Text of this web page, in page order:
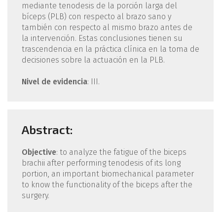
mediante tenodesis de la porción larga del
bíceps (PLB) con respecto al brazo sano y
también con respecto al mismo brazo antes de
la intervención. Estas conclusiones tienen su
trascendencia en la práctica clínica en la toma de
decisiones sobre la actuación en la PLB.
Nivel de evidencia: III.
Abstract:
Objective: to analyze the fatigue of the biceps
brachii after performing tenodesis of its long
portion, an important biomechanical parameter
to know the functionality of the biceps after the
surgery.